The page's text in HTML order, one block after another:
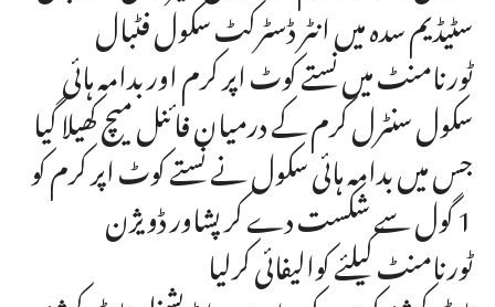
سٹیڈیم سدہ میں انٹر ڈسٹرکٹ سکول فٹبال
ٹورنامنٹ میں نستے کوٹ اپر کرم اور بدامہ ہائی
سکول سنٹرل کرم کے درمیان فائنل میچ کھیلا گیا
جس میں بدامہ ہائی سکول نے نستے کوٹ اپر کرم کو
1 گول سے شکست دے کر پشاور ڈویژن
ٹورنامنٹ کیلئے کوالیفائی کرلیا